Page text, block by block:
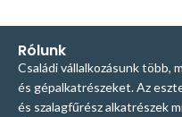
Rólunk
Családi vállalkozásunk több,
és gépalkatrészeket. Az
és szalagfűrész alkatrészek